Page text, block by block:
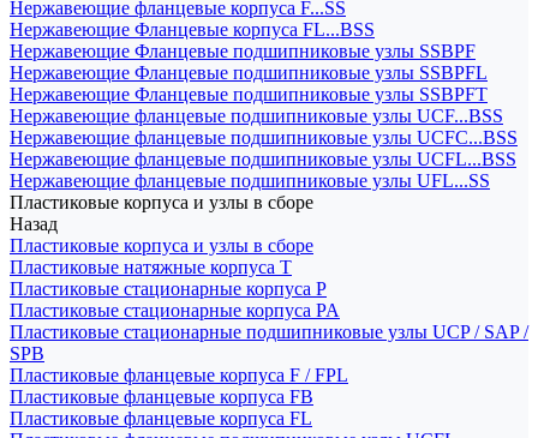
Нержавеющие фланцевые корпуса F...SS
Нержавеющие Фланцевые корпуса FL...BSS
Нержавеющие Фланцевые подшипниковые узлы SSBPF
Нержавеющие Фланцевые подшипниковые узлы SSBPFL
Нержавеющие Фланцевые подшипниковые узлы SSBPFT
Нержавеющие фланцевые подшипниковые узлы UCF...BSS
Нержавеющие фланцевые подшипниковые узлы UCFC...BSS
Нержавеющие фланцевые подшипниковые узлы UCFL...BSS
Нержавеющие фланцевые подшипниковые узлы UFL...SS
Пластиковые корпуса и узлы в сборе
Назад
Пластиковые корпуса и узлы в сборе
Пластиковые натяжные корпуса T
Пластиковые стационарные корпуса P
Пластиковые стационарные корпуса PA
Пластиковые стационарные подшипниковые узлы UCP / SAP /
SPB
Пластиковые фланцевые корпуса F / FPL
Пластиковые фланцевые корпуса FB
Пластиковые фланцевые корпуса FL